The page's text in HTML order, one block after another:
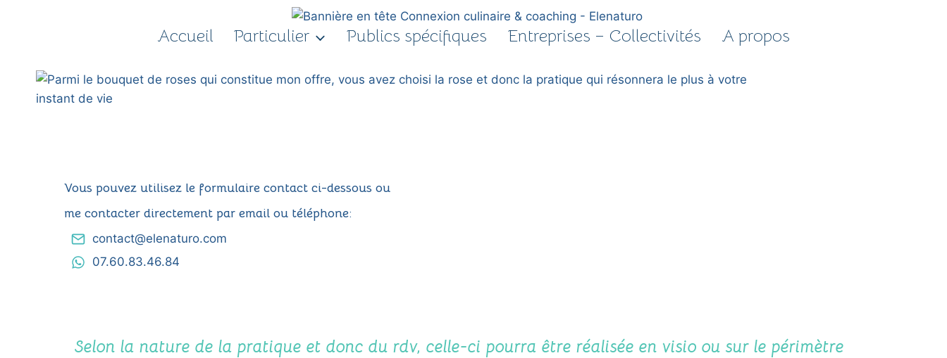
Accueil Particulier Publics spécifiques Entreprises – Collectivités A propos
Vous pouvez utilisez le formulaire contact ci-dessous ou
me contacter directement par email ou téléphone:
contact@elenaturo.com
07.60.83.46.84
Selon la nature de la pratique et donc du rdv, celle-ci pourra être réalisée en visio ou sur le périmètre